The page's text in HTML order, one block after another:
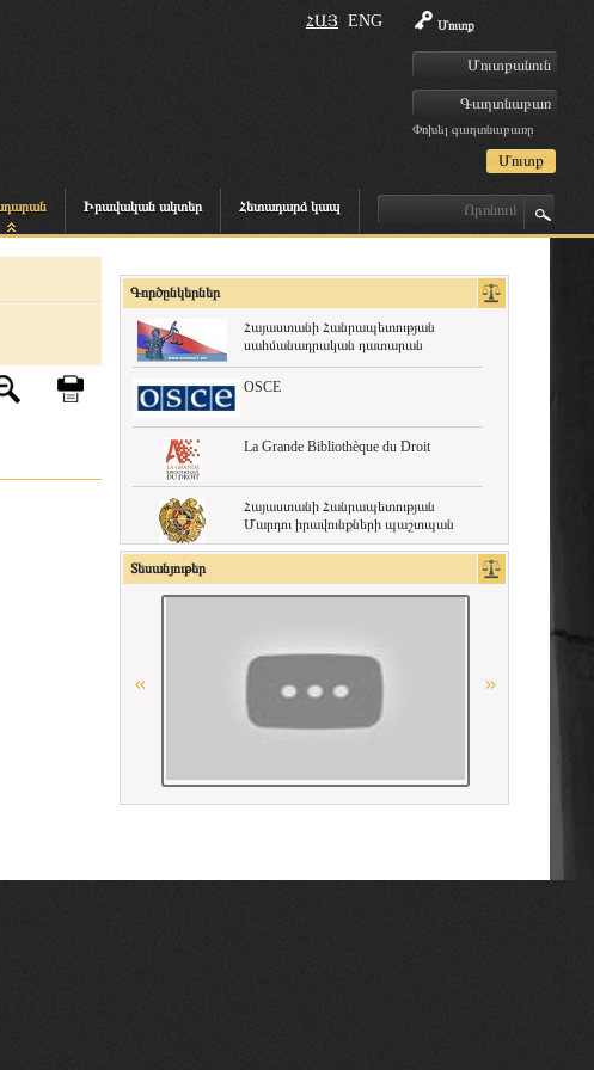
Մուտք
Փոխել գաղտնաբառը
ՀԱՅ ENG
Իրավական ակտեր Հետադարձ կապ
Գործընկերներ
Հայաստանի Հանրապետության
սահմանադրական դատարան
OSCE
La Grande Bibliothèque du Droit
Հայաստանի Հանրապետության
Մարդու իրավունքների պաշտպան
Georgian Bar Association
հիմնադրամի (IRZ)
Union Nationale des Carpa
բյուրո» ՊՈԱԿ
Տեսանյութեր